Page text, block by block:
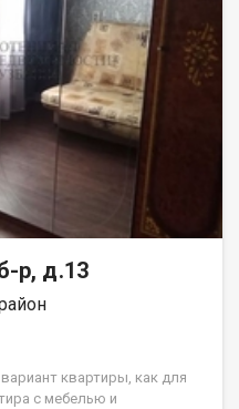
Неподалеку сквер. Один
выход на сделку Приобретая
Агентство Недвижимости
юридической
работает на рынке
с 2010 года! Выгодная
плюc! Платежи
под все виды
также, с
Отличный вариант
Рады будем ответить на
Набиева Алия
р, д.13
квартиры, как для
с мебелью и